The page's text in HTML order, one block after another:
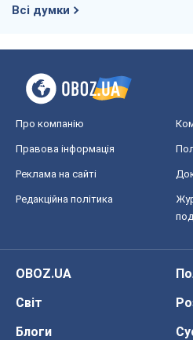
Всі думки
Про компанію
Правова інформація
Реклама на сайті
Редакційна політика
OBOZ.UA
Світ
Блоги